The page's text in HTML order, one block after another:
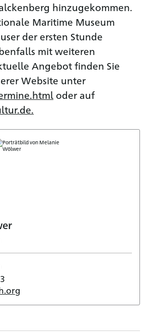
hinzugekommen.
Maritime Museum
der ersten Stunde
mit weiteren
Angebot finden Sie
Website unter
oder auf